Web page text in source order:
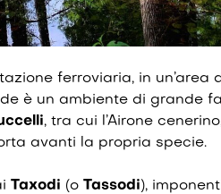
ferroviaria, in un’area
è un ambiente di grande
, tra cui l’Airone cenerino
avanti la propria specie.
Taxodi (o Tassodi),